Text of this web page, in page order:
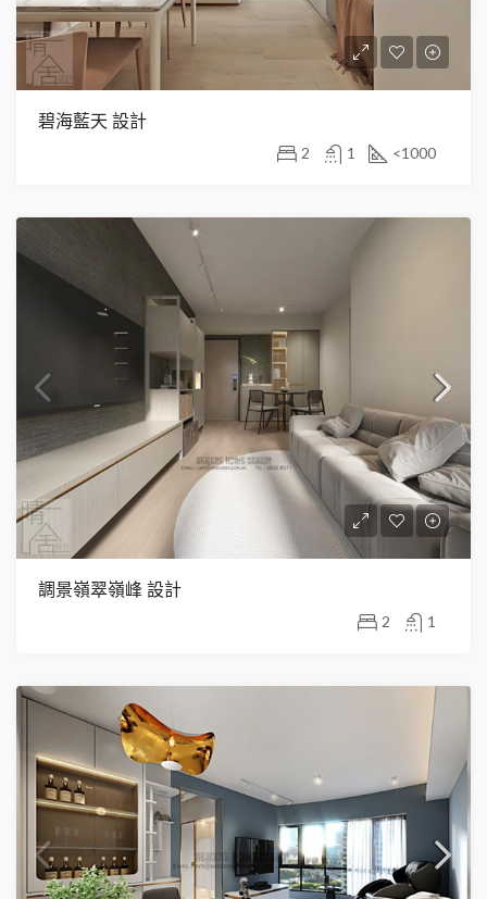
碧海藍天 設計
2 1 <1000
調景嶺翠嶺峰 設計
2 1